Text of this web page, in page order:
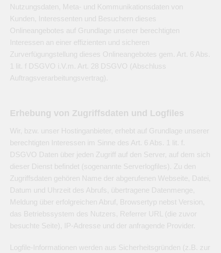
Nutzungsdaten, Meta- und Kommunikationsdaten von
Kunden, Interessenten und Besuchern dieses
Onlineangebotes auf Grundlage unserer berechtigten
Interessen an einer effizienten und sicheren
Zurverfügungstellung dieses Onlineangebotes gem. Art. 6 Abs.
1 lit. f DSGVO i.V.m. Art. 28 DSGVO (Abschluss
Auftragsverarbeitungsvertrag).
Erhebung von Zugriffsdaten und Logfiles
Wir, bzw. unser Hostinganbieter, erhebt auf Grundlage unserer
berechtigten Interessen im Sinne des Art. 6 Abs. 1 lit. f.
DSGVO Daten über jeden Zugriff auf den Server, auf dem sich
dieser Dienst befindet (sogenannte Serverlogfiles). Zu den
Zugriffsdaten gehören Name der abgerufenen Webseite, Datei,
Datum und Uhrzeit des Abrufs, übertragene Datenmenge,
Meldung über erfolgreichen Abruf, Browsertyp nebst Version,
das Betriebssystem des Nutzers, Referrer URL (die zuvor
besuchte Seite), IP-Adresse und der anfragende Provider.
Logfile-Informationen werden aus Sicherheitsgründen (z.B. zur